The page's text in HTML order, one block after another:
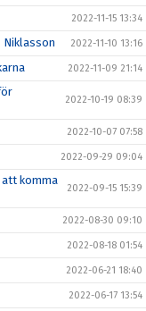
2022-11-15 13:34
Niklasson 2022-11-10 13:16
2022-11-09 21:14
2022-10-19 08:39
2022-10-07 07:58
2022-09-29 09:04
att komma
2022-09-15 15:39
2022-08-30 09:10
2022-08-18 01:54
2022-06-21 18:40
2022-06-17 13:54